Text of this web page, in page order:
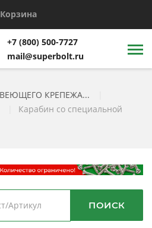
Корзина
+7 (800) 500-7727
mail@superbolt.ru
КРЕПЕЖА...
Карабин со специальной
ПОИСК